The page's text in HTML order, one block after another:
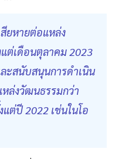
ยหายต่อแหล่ง
ต่เดือนตุลาคม 2023
ะสนับสนุนการดำเนิน
หล่งวัฒนธรรมกว่า
ต่ปี 2022 เช่นในโอ